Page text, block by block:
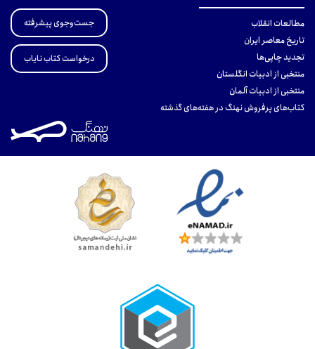
مطالعات انقلاب
تاریخ معاصر ایران
تجدید چاپی‌ها
منتخبی از ادبیات انگلستان
منتخبی از ادبیات آلمان
کتاب‌های پرفروش نهنگ در هفته‌های گذشته
جست‌وجوی پیشرفته
درخواست کتاب نایاب